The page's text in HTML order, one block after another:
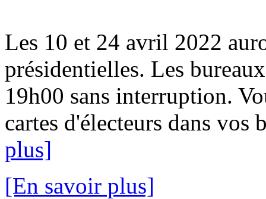
Les 10 et 24 avril 2022
présidentielles. Les
19h00 sans interruption.
cartes d'électeurs dans vos
plus]
[En savoir plus]